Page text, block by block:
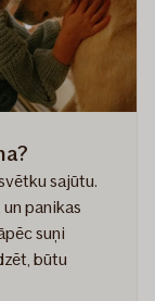
sajūtu.
panikas
suņi
būtu